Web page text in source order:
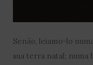
Senão, leiamo-lo
sua terra natal; numa